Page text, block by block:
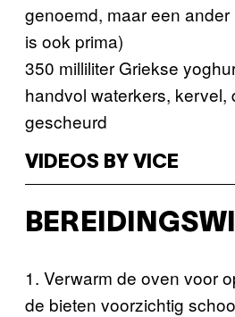
genoemd, maar een
is ook prima)
350 milliliter Griekse
handvol waterkers, kervel,
gescheurd
VIDEOS BY VICE
1. Verwarm de oven voor
de bieten voorzichtig